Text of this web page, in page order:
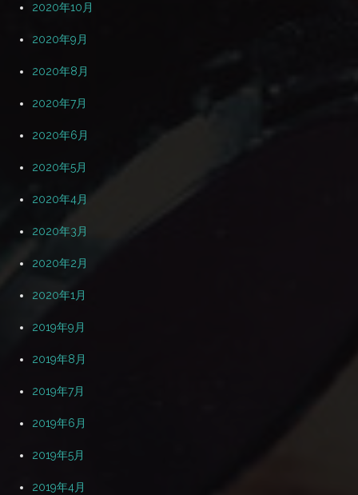
2020年10月
2020年9月
2020年8月
2020年7月
2020年6月
2020年5月
2020年4月
2020年3月
2020年2月
2020年1月
2019年9月
2019年8月
2019年7月
2019年6月
2019年5月
2019年4月